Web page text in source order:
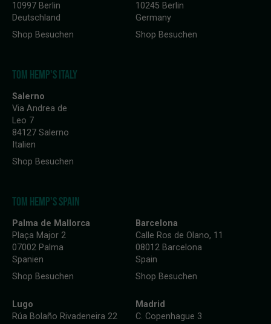
10997 Berlin
Deutschland
Shop Besuchen
10245 Berlin
Germany
Shop Besuchen
TOM HEMP'S ITALY
Salerno
Via Andrea de
Leo 7
84127 Salerno
Italien
Shop Besuchen
TOM HEMP'S SPAIN
Palma de Mallorca
Plaça Major 2
07002 Palma
Spanien
Shop Besuchen
Barcelona
Calle Ros de Olano, 11
08012 Barcelona
Spain
Shop Besuchen
Lugo
Rúa Bolaño Rivadeneira 22
Madrid
C. Copenhague 3